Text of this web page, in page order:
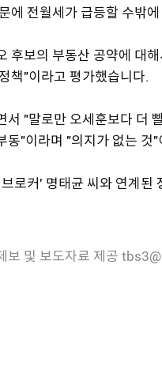
에 전월세가 급등할 수밖
후보의 부동산 공약에 대
책"이라고 평가했습니다.
서 "말로만 오세훈보다 더
동"이라며 "의지가 없는 것
로커' 명태균 씨와 연계된
보 및 보도자료 제공